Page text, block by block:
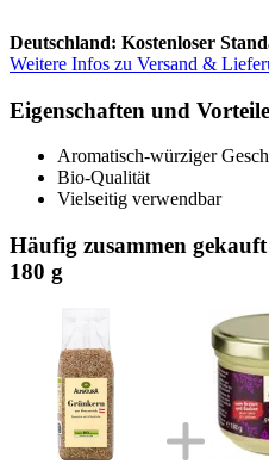
Deutschland: Kostenloser
Weitere Infos zu Versand &
Eigenschaften und Vorteile
Aromatisch-würziger
Bio-Qualität
Vielseitig verwendbar
Häufig zusammen
180 g